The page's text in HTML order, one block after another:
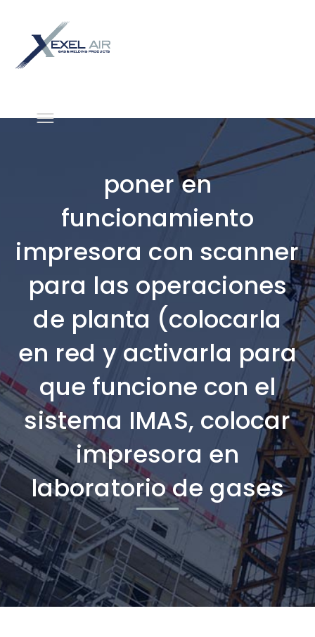
poner en
funcionamiento
impresora con scanner
para las operaciones
de planta (colocarla
en red y activarla para
que funcione con el
sistema IMAS, colocar
impresora en
laboratorio de gases